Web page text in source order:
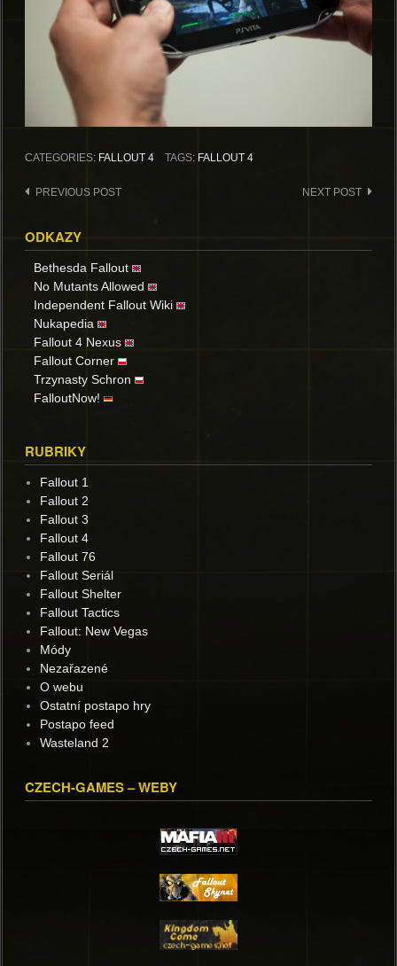
CATEGORIES: FALLOUT 4 TAGS: FALLOUT 4
Post
PREVIOUS POST NEXT POST
ODKAZY
Bethesda Fallout
No Mutants Allowed
Independent Fallout Wiki
Nukapedia
Fallout 4 Nexus
Fallout Corner
Trzynasty Schron
FalloutNow!
RUBRIKY
Fallout 1
Fallout 2
Fallout 3
Fallout 4
Fallout 76
Fallout Seriál
Fallout Shelter
Fallout Tactics
Fallout: New Vegas
Módy
Nezařazené
O webu
Ostatní postapo hry
Postapo feed
Wasteland 2
CZECH-GAMES – WEBY